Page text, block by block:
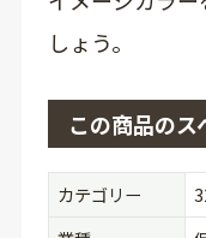
しょう。
この商品のス
カテゴリー